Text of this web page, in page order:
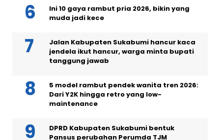
Ini 10 gaya rambut pria 2026, bikin yang
muda jadi kece
Jalan Kabupaten Sukabumi hancur kaca
jendela ikut hancur, warga minta bupati
tanggung jawab
5 model rambut pendek wanita tren 2026:
Dari Y2K hingga retro yang low-
maintenance
DPRD Kabupaten Sukabumi bentuk
Pansus perubahan Perumda TJM